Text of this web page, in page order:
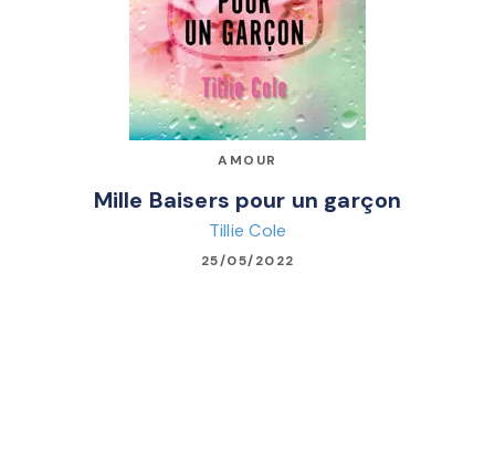
AMOUR
Mille Baisers pour un garçon
Tillie Cole
25/05/2022